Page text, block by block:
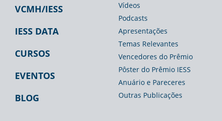
VCMH/IESS
IESS DATA
CURSOS
EVENTOS
BLOG
Vídeos
Podcasts
Apresentações
Temas Relevantes
Vencedores do Prêmio
Pôster do Prêmio IESS
Anuário e Pareceres
Outras Publicações